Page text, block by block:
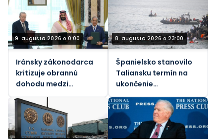
9. augusta 2026 o 0:00
Iránsky zákonodarca
kritizuje obrannú
dohodu medzi
Saudskou Arábiou a
Pakistanom a
Tureckom
8. augusta 2026 o 23:00
Španielsko stanovilo
Taliansku termín na
ukončenie
„nespravodlivých“
hraničných kontrol
kvôli nárastu
migrantov